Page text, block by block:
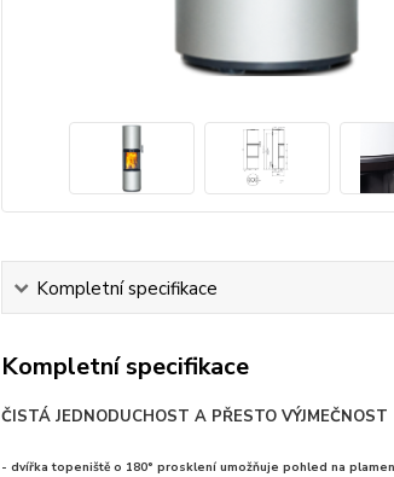
Kompletní specifikace
Kompletní specifikace
ČISTÁ JEDNODUCHOST A PŘESTO VÝJMEČNOST
- dvířka topeniště o 180° prosklení umožňuje pohled na